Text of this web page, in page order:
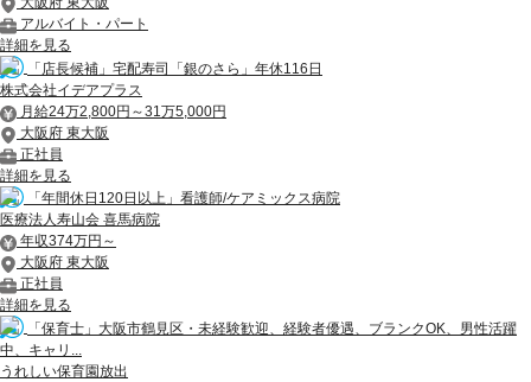
アルバイト・パート
詳細を見る
「店長候補」宅配寿司「銀のさら」年休116日
株式会社イデアプラス
月給24万2,800円～31万5,000円
大阪府 東大阪
正社員
詳細を見る
「年間休日120日以上」看護師/ケアミックス病院
医療法人寿山会 喜馬病院
年収374万円～
大阪府 東大阪
正社員
詳細を見る
「保育士」大阪市鶴見区・未経験歓迎、経験者優遇、ブランクOK、男性活躍
中、キャリ...
うれしい保育園放出